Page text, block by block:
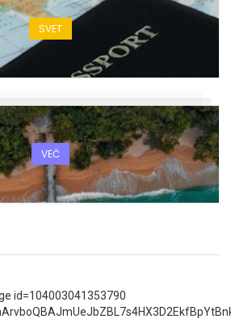
SVET
VEČ
id=104003041353790